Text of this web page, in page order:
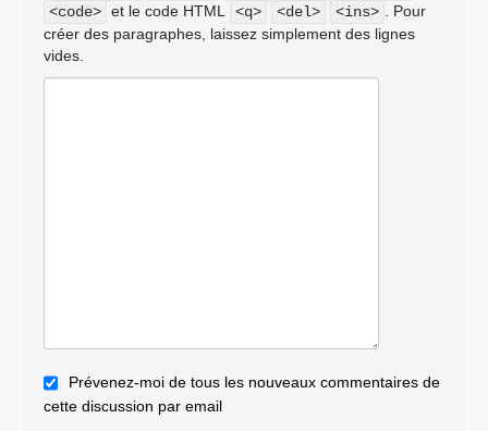
<code> et le code HTML <q> <del> <ins>
. Pour
créer des paragraphes, laissez simplement des lignes
vides.
Prévenez-moi de tous les nouveaux commentaires de
cette discussion par email